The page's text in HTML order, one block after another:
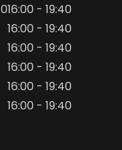
016:00 - 19:40
16:00 - 19:40
16:00 - 19:40
16:00 - 19:40
16:00 - 19:40
16:00 - 19:40